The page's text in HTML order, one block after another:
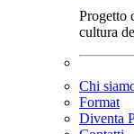
Progetto
cultura
Chi
Format
Diventa